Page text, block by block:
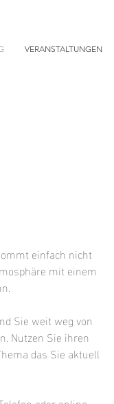
VERANSTALTUNGEN
einfach nicht
mit einem
Sie weit weg von
Nutzen Sie ihren
das Sie aktuell